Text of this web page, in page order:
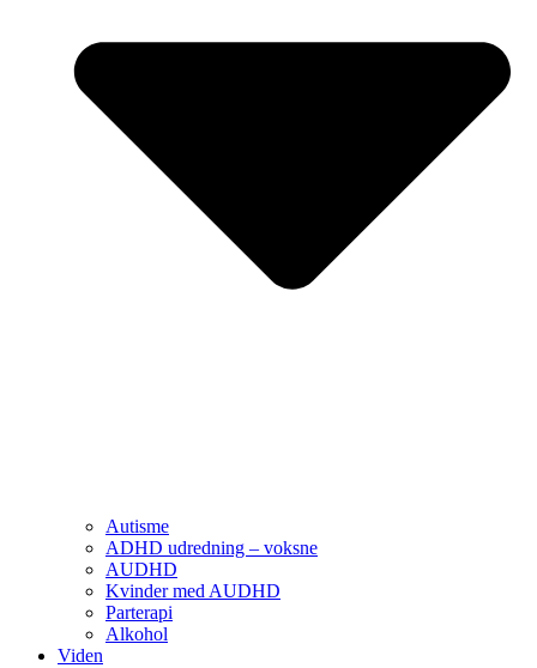
Autisme
ADHD udredning – voksne
AUDHD
Kvinder med AUDHD
Parterapi
Alkohol
Viden